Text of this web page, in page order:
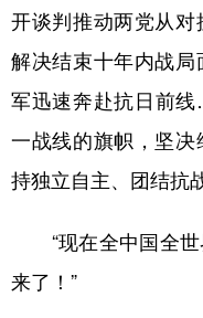
开谈判推动两党从
解决结束十年内战局
军迅速奔赴抗日前
一战线的旗帜，坚决
持独立自主、团结抗
“现在全中国全世
来了！”